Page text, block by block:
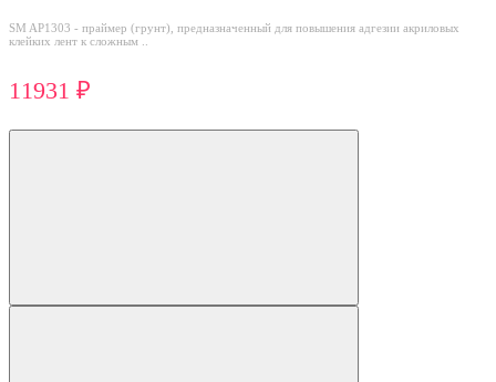
SM AP1303 - праймер (грунт), предназначенный для повышения адгезии акриловых
клейких лент к сложным ..
11931 ₽